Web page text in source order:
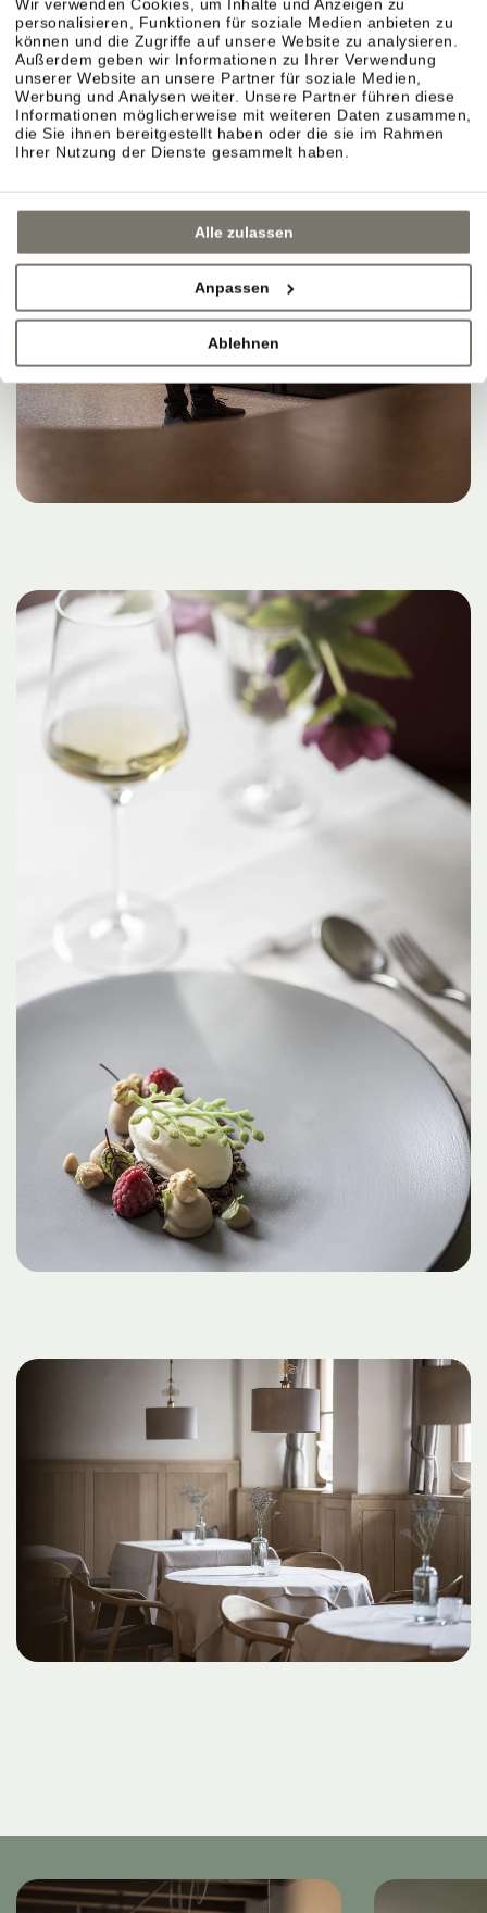
Wir verwenden Cookies, um Inhalte und Anzeigen zu
personalisieren, Funktionen für soziale Medien anbieten zu
können und die Zugriffe auf unsere Website zu analysieren.
Außerdem geben wir Informationen zu Ihrer Verwendung
unserer Website an unsere Partner für soziale Medien,
Werbung und Analysen weiter. Unsere Partner führen diese
Informationen möglicherweise mit weiteren Daten zusammen,
die Sie ihnen bereitgestellt haben oder die sie im Rahmen
Ihrer Nutzung der Dienste gesammelt haben.
Alle zulassen
Anpassen
Ablehnen